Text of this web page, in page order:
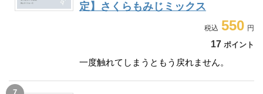
定】さくらもみじミックス
550
17 ポイント
一度触れてしまうともう戻れません。